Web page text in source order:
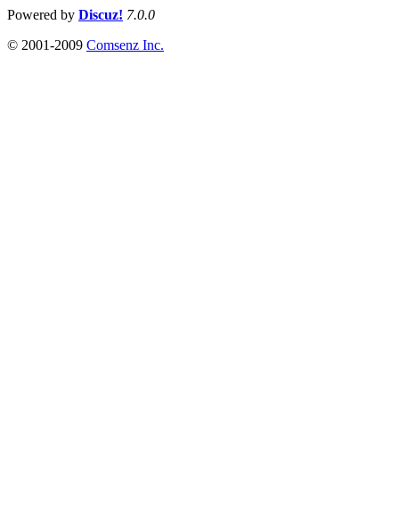
Powered by Discuz! 7.0.0
© 2001-2009 Comsenz Inc.